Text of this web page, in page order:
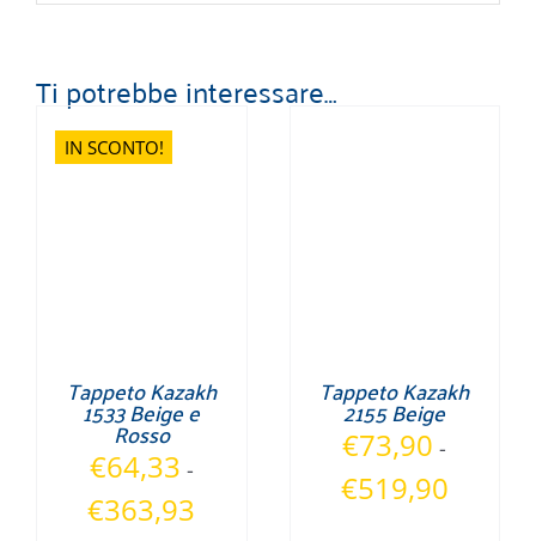
Ti potrebbe interessare…
IN SCONTO!
Tappeto Kazakh
1533 Beige e
Rosso
€64,33 -
€363,93
Tappeto Kazakh
2155 Beige
€73,90 -
€519,90Fascia